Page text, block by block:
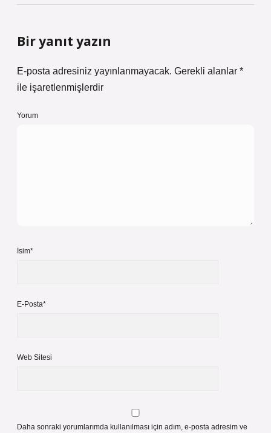
Bir yanıt yazın
E-posta adresiniz yayınlanmayacak. Gerekli alanlar *
ile işaretlenmişlerdir
Yorum
İsim*
E-Posta*
Web Sitesi
Daha sonraki yorumlarımda kullanılması için adım, e-posta adresim ve